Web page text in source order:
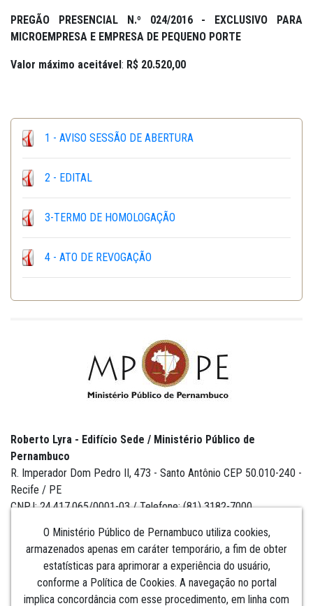
PREGÃO PRESENCIAL N.º 024/2016 -
EXCLUSIVO PARA
MICROEMPRESA E EMPRESA DE PEQUENO PORTE
Valor máximo aceitável : R$ 20.520,00
1 - AVISO SESSÃO DE ABERTURA
2 - EDITAL
3-TERMO DE HOMOLOGAÇÃO
4 - ATO DE REVOGAÇÃO
O Ministério Público de Pernambuco utiliza cookies,
armazenados apenas em caráter temporário, a fim de obter
estatísticas para aprimorar a experiência do usuário,
conforme a Política de Cookies. A navegação no portal
implica concordância com esse procedimento, em linha com
Roberto Lyra - Edifício Sede / Ministério Público de
Pernambuco
R. Imperador Dom Pedro II, 473 - Santo Antônio CEP 50.010-240 -
Recife / PE
CNPJ: 24.417.065/0001-03 / Telefone: (81) 3182-7000
Institucional